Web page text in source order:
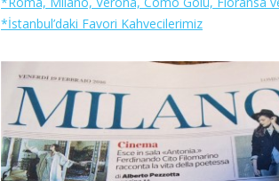
*İstanbul’daki Favori Kahvecilerimiz